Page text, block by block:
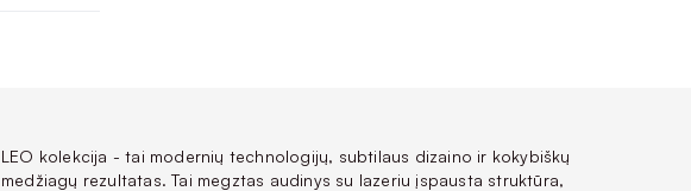
LEO kolekcija - tai modernių technologijų, subtilaus dizaino ir kokybiškų
medžiagų rezultatas. Tai megztas audinys su lazeriu įspausta struktūra,